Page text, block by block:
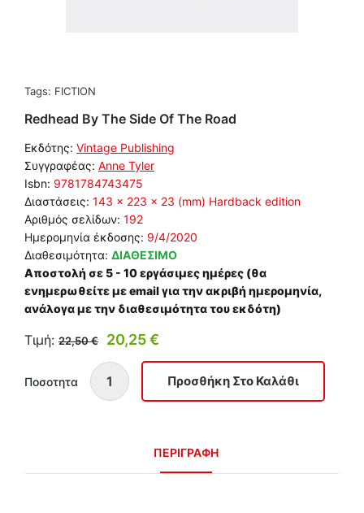
Tags: FICTION
Redhead By The Side Of The Road
Εκδότης: Vintage Publishing
Συγγραφέας: Anne Tyler
Isbn: 9781784743475
Διαστάσεις: 143 x 223 x 23 (mm) Hardback edition
Αριθμός σελίδων: 192
Ημερομηνία έκδοσης: 9/4/2020
Διαθεσιμότητα: ΔΙΑΘΕΣΙΜΟ
Αποστολή σε 5 - 10 εργάσιμες ημέρες (θα
ενημερωθείτε με email για την ακριβή ημερομηνία,
ανάλογα με την διαθεσιμότητα του εκδότη)
Τιμή: 22,50 € 20,25 €
Ποσοτητα
ΠΕΡΙΓΡΑΦΗ